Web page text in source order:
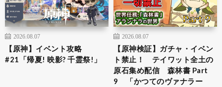
2026.08.07
【原神】イベント攻略
#21「帰夏! 映影? 千霊祭!」
2026.08.07
【原神検証】ガチャ・イベン
ト禁止！ テイワット全土の
原石集め配信 森林書 Part
9 「かつてのヴァナラー